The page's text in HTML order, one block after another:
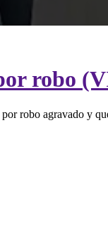
robo
robo agravado y